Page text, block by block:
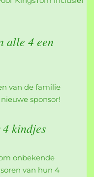
alle 4 een
van de familie
sponsor!
4 kindjes
onbekende
van hun 4